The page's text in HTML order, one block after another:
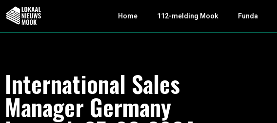
Home 112-melding Mook Funda
International Sales
Manager Germany